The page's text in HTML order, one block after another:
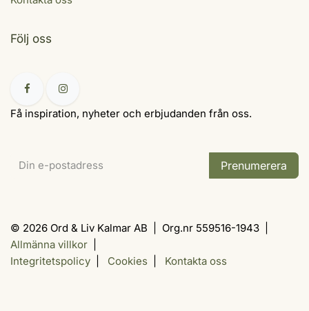
Följ oss
Få inspiration, nyheter och erbjudanden från oss.
Prenumerera
© 2026 Ord & Liv Kalmar AB | Org.nr 559516-1943 |
Allmänna villkor
Integritetspolicy
Cookies Kontakta oss